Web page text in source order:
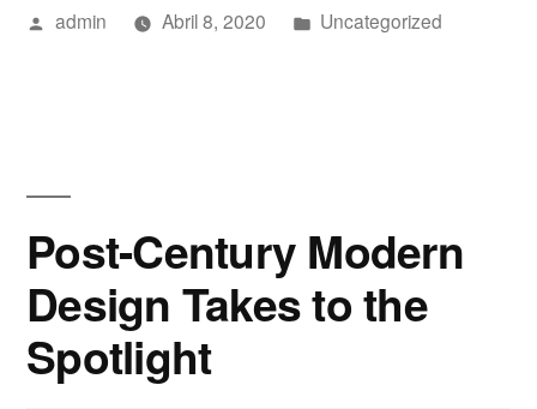
Publicado
admin Abril 8, 2020
Publicado
Uncategorized
Post-Century Modern
Design Takes to the
Spotlight